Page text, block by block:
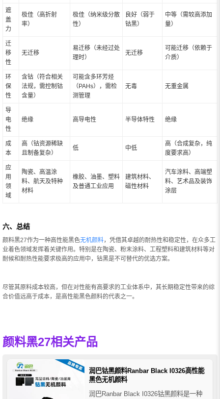
遮
盖
力
极佳（高折射
率）
极佳（纳米级分散
性）
良好（弱于
钴黑）
中等（需较高添加
量）
迁
移
性
无迁移
易迁移（未经过处
理时）
无迁移
可能迁移（依赖于
介质）
环
保
性
含钴（符合相关
法规，需控制钴
含量）
可能含多环芳烃
（PAHs），需检
测管理
无毒 无重金属
导
电
性
绝缘 高导电性 半导体特性 绝缘
成
本
高（钴资源稀缺
且制备复杂）
低 中低
高（合成复杂，纯
度要求高）
应
用
领
域
陶瓷、高温涂
料、航天及特种
材料
橡胶、油墨、塑料
及普通工业应用
建筑材料、
磁性材料
汽车涂料、高端塑
料、艺术品及装饰
涂层
六、总结
颜料黑27作为一种高性能黑色无机颜料，凭借其卓越的耐热性和稳定性，在众多工
业着色领域发挥着关键作用。特别是在陶瓷、粉末涂料、工程塑料和建筑材料等对
耐候和耐热性能要求极高的应用中，钴黑是不可替代的优选方案。
尽管其原料成本较高，但在对性能有高要求的工业体系中，其长期稳定性带来的综
合价值远高于成本，是高性能黑色颜料的代表之一。
颜料黑27相关产品
润巴钴黑颜料Ranbar Black I0326高性能
黑色无机颜料
润巴Ranbar Black I0326钴黑颜料是一种